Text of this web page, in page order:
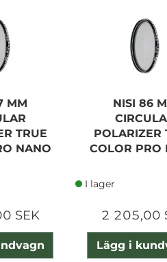
MM
TRUE
NANO
SEK
NISI 86
POLARIZER
COLOR PRO
I lager
2 205,00
Lägg i